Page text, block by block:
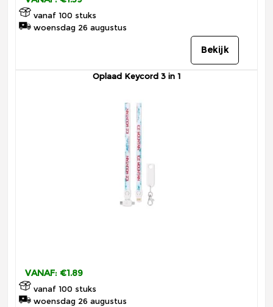
vanaf 100 stuks
woensdag 26 augustus
Bekijk
Oplaad Keycord 3 in 1
VANAF: €1.89
vanaf 100 stuks
woensdag 26 augustus